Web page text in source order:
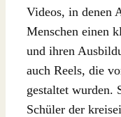
Videos, in denen
Menschen einen
und ihren
auch Reels, die
gestaltet wurden.
Schüler der